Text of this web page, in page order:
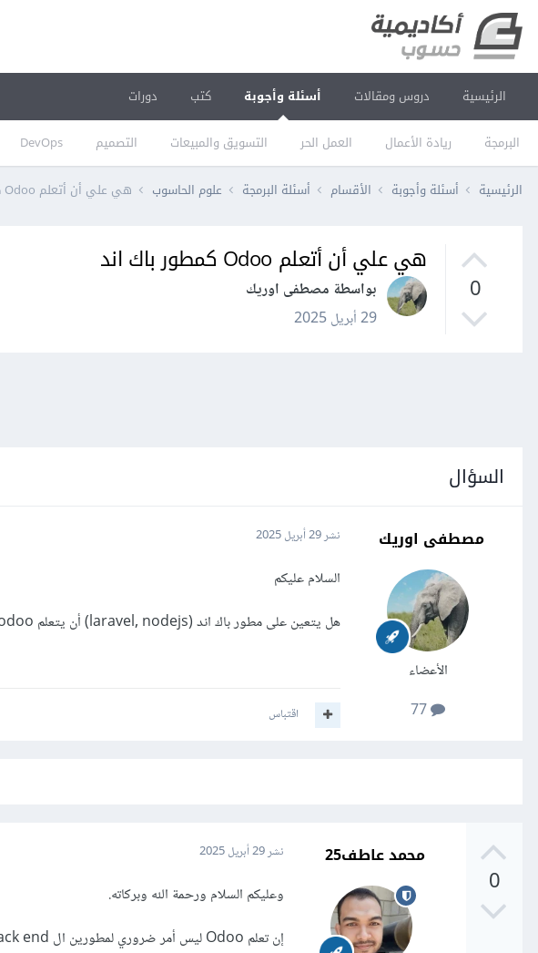
الرئيسية دروس ومقالات أسئلة وأجوبة
البرمجة ريادة الأعمال العمل الحر التسويق والمبيعات التصميم DevOps
كتب دورات
الرئيسية أسئلة وأجوبة الأقسام أسئلة البرمجة علوم الحاسوب هي علي أن أتعلم Odoo كمطور باك اند
0
هي علي أن أتعلم Odoo كمطور باك اند
بواسطة مصطفى اوريك
29 أبريل 2025
السؤال
مصطفى اوريك
الأعضاء
نشر29 أبريل 2025
السلام عليكم
هل يتعين على مطور باك اند (laravel, nodejs) أن يتعلم odoo أم أن هذا ليس من اختصاصه؟
اقتباس
0
محمد عاطف25 نشر29 أبريل 2025
وعليكم السلام ورحمة الله وبركاته.
إن تعلم Odoo ليس أمر ضروري لمطورين ال back end والمتخصصين في Laravel و Node.js .